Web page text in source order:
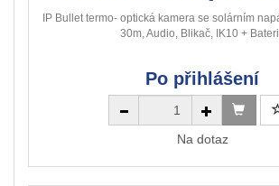
IP Bullet termo- optická kamera se solárním
30m, Audio, Blikač, IK10 +
Po přihlášení
Na dotaz